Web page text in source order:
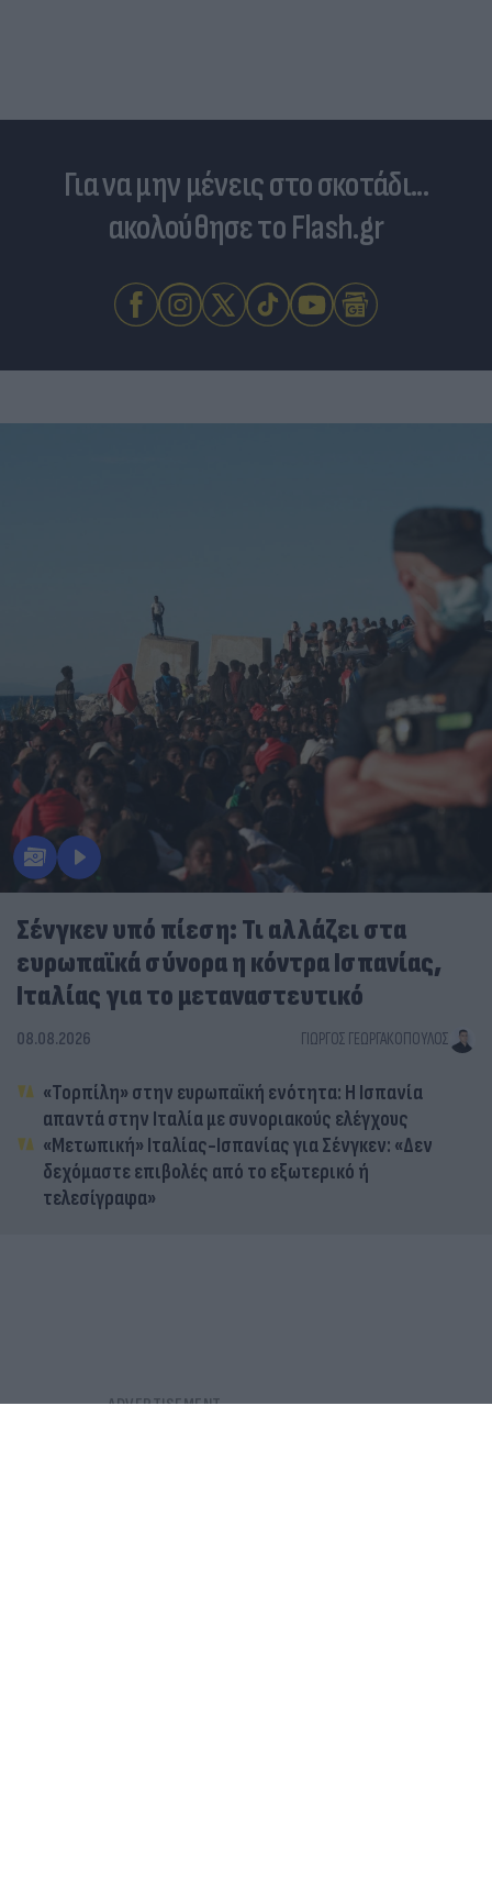
Για να μην μένεις στο σκοτάδι...
ακολούθησε το Flash.gr
Σένγκεν υπό πίεση: Τι αλλάζει στα
ευρωπαϊκά σύνορα η κόντρα Ισπανίας,
Ιταλίας για το μεταναστευτικό
08.08.2026 ΓΙΏΡΓΟΣ ΓΕΩΡΓΑΚΌΠΟΥΛΟΣ
«Τορπίλη» στην ευρωπαϊκή ενότητα: Η Ισπανία
απαντά στην Ιταλία με συνοριακούς ελέγχους
«Μετωπική» Ιταλίας-Ισπανίας για Σένγκεν: «Δεν
δεχόμαστε επιβολές από το εξωτερικό ή
τελεσίγραφα»